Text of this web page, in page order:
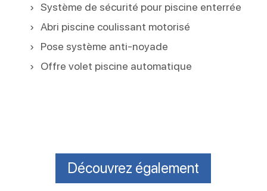
Système de sécurité pour piscine enterrée
Abri piscine coulissant motorisé
Pose système anti-noyade
Offre volet piscine automatique
Découvrez également